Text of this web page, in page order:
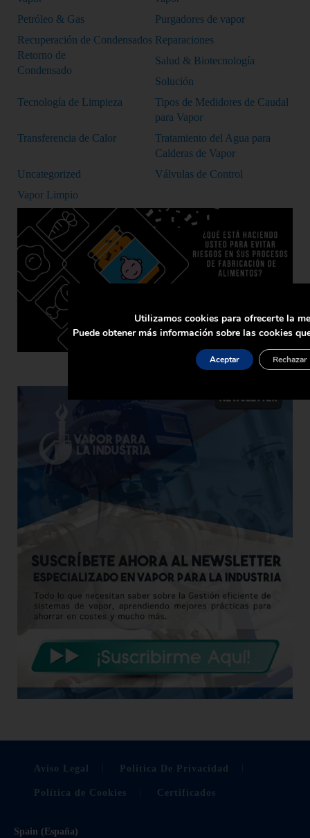
Petróleo & Gas
Purgadores de vapor
Recuperación de Condensados
Retorno de
Condensado
Reparaciones
Salud & Biotecnología
Solución
Tecnología de Limpieza
Tipos de Medidores de Caudal
para Vapor
Transferencia de Calor
Tratamiento del Agua para
Calderas de Vapor
Uncategorized
Válvulas de Control
Vapor Limpio
Aviso Legal Politica De Privacidad
Política de Cookies Certificados
Spain (España)
Utilizamos cookies para ofrecerte la
Puede obtener más información sobre las cookies
Aceptar Rechazar